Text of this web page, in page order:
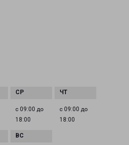
с 09:00 до
18:00
с 09:00 до
18:00